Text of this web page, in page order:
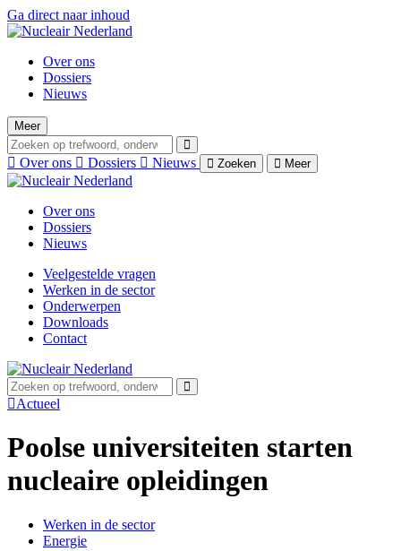
Ga direct naar inhoud
Over ons
Dossiers
Nieuws
Meer
Over ons Dossiers Nieuws Zoeken Meer
Over ons
Dossiers
Nieuws
Veelgestelde vragen
Werken in de sector
Onderwerpen
Downloads
Contact
Actueel
Poolse universiteiten starten
nucleaire opleidingen
Werken in de sector
Energie